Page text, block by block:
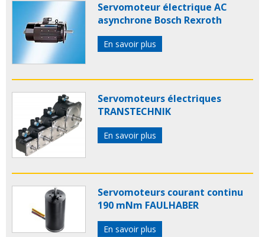
Servomoteur électrique AC
asynchrone Bosch Rexroth
En savoir plus
Servomoteurs électriques
TRANSTECHNIK
En savoir plus
Servomoteurs courant continu
190 mNm FAULHABER
En savoir plus